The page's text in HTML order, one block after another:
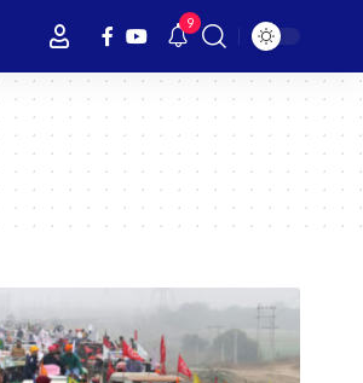
9